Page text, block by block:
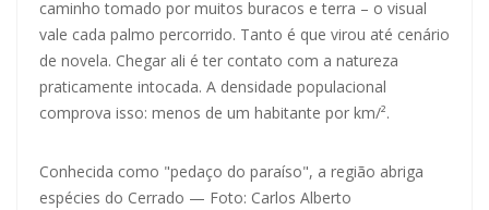
caminho tomado por muitos buracos e terra – o visual
vale cada palmo percorrido. Tanto é que virou até cenário
de novela. Chegar ali é ter contato com a natureza
praticamente intocada. A densidade populacional
comprova isso: menos de um habitante por km/².
Conhecida como "pedaço do paraíso", a região abriga
espécies do Cerrado — Foto: Carlos Alberto